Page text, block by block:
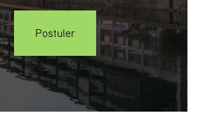
Postuler